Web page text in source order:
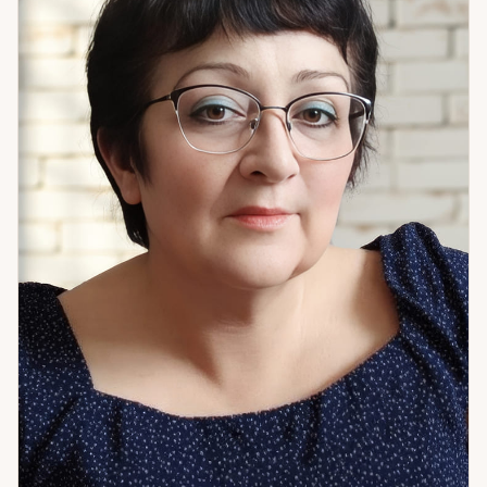
сложными поворотными моментами в отношениях.
Астропсихологический подход позволяет увидеть не
только событие, но и внутреннюю динамику — то, что
создаёт ситуацию снова и снова. Если вам важна не просто
«правда», а понимание — что именно происходит и что с
этим делать — приходите на консультацию.